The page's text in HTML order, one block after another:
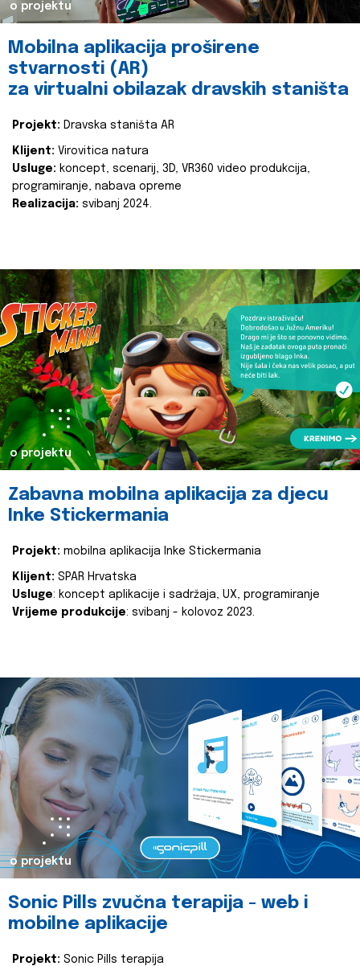
o projektu
Mobilna aplikacija proširene
stvarnosti (AR)
za virtualni obilazak dravskih staništa
Projekt: Dravska staništa AR
Klijent: Virovitica natura
Usluge: koncept, scenarij, 3D, VR360 video produkcija,
programiranje, nabava opreme
Realizacija: svibanj 2024.
o projektu
Zabavna mobilna aplikacija za djecu
Inke Stickermania
Projekt: mobilna aplikacija Inke Stickermania
Klijent: SPAR Hrvatska
Usluge: koncept aplikacije i sadržaja, UX, programiranje
Vrijeme produkcije: svibanj - kolovoz 2023.
o projektu
Sonic Pills zvučna terapija - web i
mobilne aplikacije
Projekt: Sonic Pills terapija